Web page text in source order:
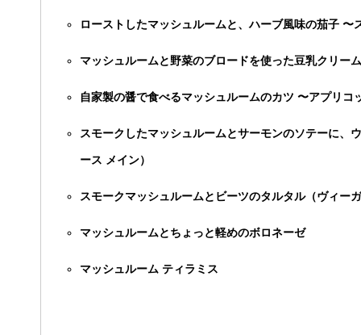
ローストしたマッシュルームと、ハーブ風味の茄子 〜
マッシュルームと野菜のブロードを使った豆乳クリー
自家製の醤で食べるマッシュルームのカツ 〜アプリコ
スモークしたマッシュルームとサーモンのソテーに、
ース メイン）
スモークマッシュルームとビーツのタルタル（ヴィー
マッシュルームとちょっと軽めのボロネーゼ
マッシュルーム ティラミス